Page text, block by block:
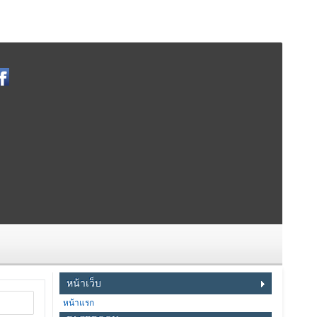
หน้าเว็บ
หน้าแรก